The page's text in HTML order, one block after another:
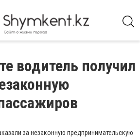
водитель получил
за незаконную предпринимательскую